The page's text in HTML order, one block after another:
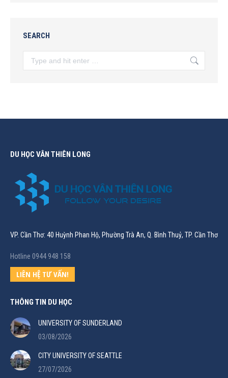
SEARCH
Search:
DU HỌC VÂN THIÊN LONG
VP. Cần Thơ: 40 Huỳnh Phan Hộ, Phường Trà An, Q. Bình Thuỷ, TP. Cần Thơ
Hotline 0944 948 158
LIÊN HỆ TƯ VẤN!
THÔNG TIN DU HỌC
UNIVERSITY OF SUNDERLAND
03/08/2026
CITY UNIVERSITY OF SEATTLE
27/07/2026